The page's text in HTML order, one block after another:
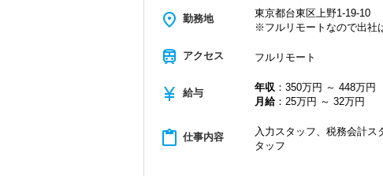
A. さまざまな業務を任せてもらえるので、以
A. 上司や先輩に相談しやすく、風通しの良い職
・税務経験を活かして成長したい方
・キャリアアップ志向のある方
・顧客対応や提案業務に挑戦したい方
・資産税など専門性を高めたい方
place 勤務地
東京都台東区上野1-19-10
※フルリモートなので出社
train アクセス フルリモート
currency_yen 給与 年収 ：350万円 ～ 448万円
月給：25万円 ～ 32万円
content_paste 仕事内容
入力スタッフ、税務会計ス
タッフ